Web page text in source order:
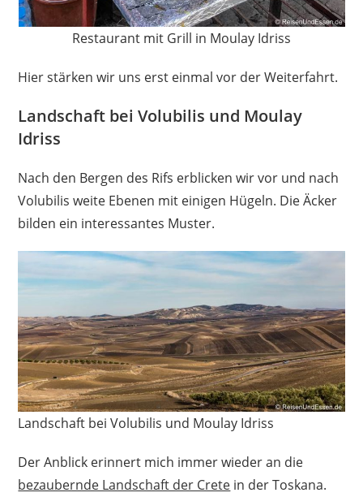
Restaurant mit Grill in Moulay Idriss
Hier stärken wir uns erst einmal vor der Weiterfahrt.
Landschaft bei Volubilis und Moulay
Idriss
Nach den Bergen des Rifs erblicken wir vor und nach
Volubilis weite Ebenen mit einigen Hügeln. Die Äcker
bilden ein interessantes Muster.
Landschaft bei Volubilis und Moulay Idriss
Der Anblick erinnert mich immer wieder an die
bezaubernde Landschaft der Crete in der Toskana.